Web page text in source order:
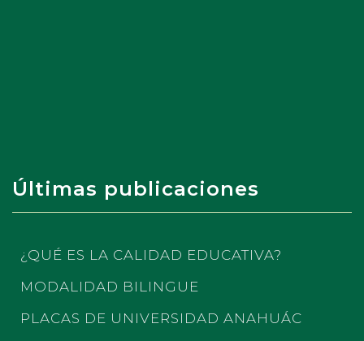
Últimas publicaciones
¿QUÉ ES LA CALIDAD EDUCATIVA?
MODALIDAD BILINGUE
PLACAS DE UNIVERSIDAD ANAHUÁC